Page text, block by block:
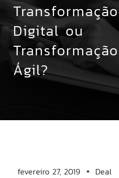
Transformação
Digital ou
Transformação
Ágil?
fevereiro 27, 2019 Deal